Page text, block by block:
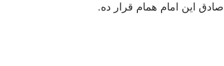
صادق این امام همام قرار ده.